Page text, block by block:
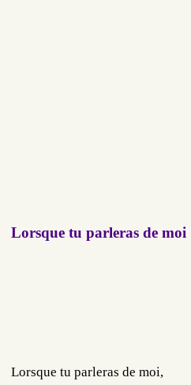
Lorsque tu parleras de moi
Lorsque tu parleras de moi,